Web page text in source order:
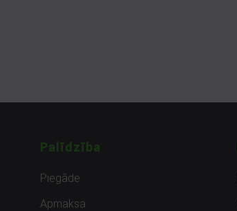
Palīdzība
Piegāde
Apmaksa